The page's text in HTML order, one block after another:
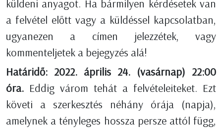
küldeni anyagot. Ha bármilyen kérdésetek van
a felvétel előtt vagy a küldéssel kapcsolatban,
ugyanezen a címen jelezzétek, vagy
kommenteljetek a bejegyzés alá!
Határidő: 2022. április 24. (vasárnap) 22:00
óra. Eddig várom tehát a felvételeiteket. Ezt
követi a szerkesztés néhány órája (napja),
amelynek a tényleges hossza persze attól függ,